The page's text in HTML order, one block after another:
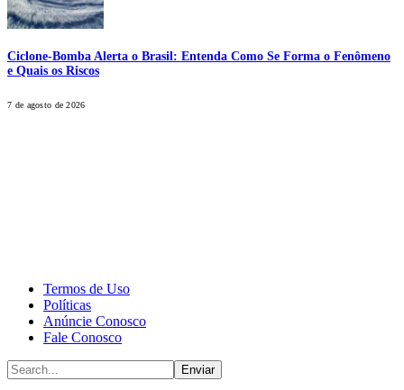
Ciclone-Bomba Alerta o Brasil: Entenda Como Se Forma o Fenômeno
e Quais os Riscos
7 de agosto de 2026
Termos de Uso
Políticas
Anúncie Conosco
Fale Conosco
Enviar